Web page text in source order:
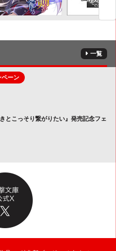
一覧
ペーン
とこっそり繋がりたい』発売記念フェ